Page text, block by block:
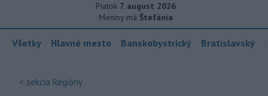
Piatok 7. august 2026
Meniny má Štefánia
Všetky Hlavné mesto Banskobystrický Bratislavský
< sekcia Regióny